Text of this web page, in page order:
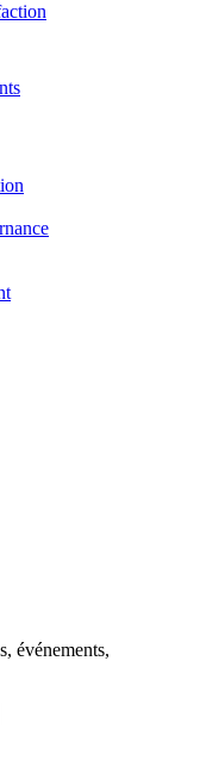
événements,